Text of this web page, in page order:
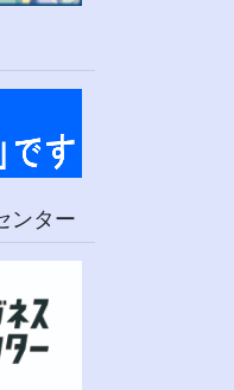
ンター